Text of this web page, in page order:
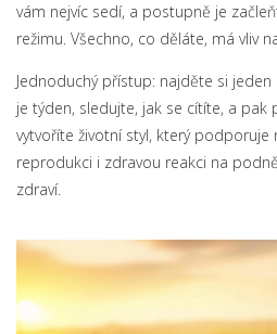
vám nejvíc sedí, a postupně je
režimu. Všechno, co děláte, má vliv
Jednoduchý přístup: najděte si
je týden, sledujte, jak se cítíte, a
vytvoříte životní styl, který podporuje
reprodukci i zdravou reakci na
zdraví.